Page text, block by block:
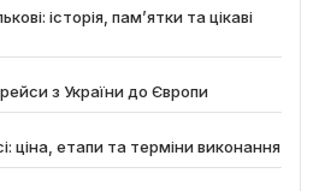
історія, пам’ятки та цікаві
з України до Європи
ціна, етапи та терміни виконання